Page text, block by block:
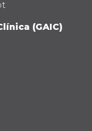
(GAIC)